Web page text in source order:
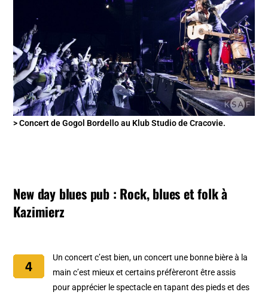
> Concert de Gogol Bordello au Klub Studio de Cracovie.
New day blues pub : Rock, blues et folk à
Kazimierz
Un concert c’est bien, un concert une bonne bière à la
main c’est mieux et certains préfèreront être assis
pour apprécier le spectacle en tapant des pieds et des